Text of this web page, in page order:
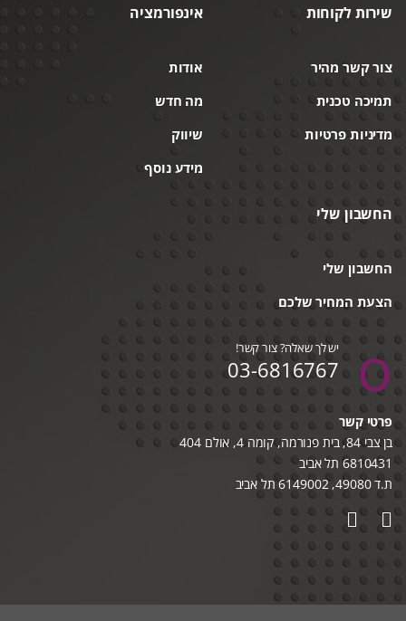
שירות לקוחות
צור קשר מהיר
תמיכה טכנית
מדיניות פרטיות
אינפורמציה
אודות
מה חדש
שיווק
מידע נוסף
החשבון שלי
החשבון שלי
הצעת המחיר שלכם
יש לך שאלה? צור קשר!
03-6816767
פרטי קשר
בן צבי 84, בית פנורמה, קומה 4, אולם 404
6810431 תל אביב
ת.ד 49080, 6149002 תל אביב